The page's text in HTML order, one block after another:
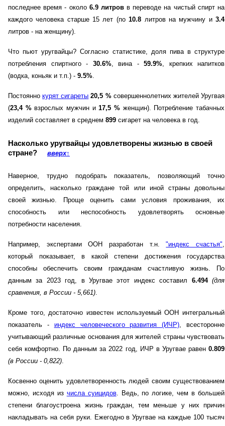
последнее время - около 6.9 литровв переводе на чистый спирт на
каждого человека старше 15 лет (по10.8 литров на мужчину и3.4
литров - на женщину).
Что пьют уругвайцы? Согласно статистике, доля пива в структуре
потребления спиртного - 30.6%, вина - 59.9%, крепких напитков
(водка, коньяк и т.п.) - 9.5%.
Постояннокурят сигареты 20,5 %совершеннолетних жителей Уругвая
(23,4 %взрослых мужчин и17,5 % женщин). Потребление табачных
изделий составляет в среднем 899 сигарет на человека в год.
Насколько уругвайцы удовлетворены жизнью в своей
стране? вверх↑
Наверное, трудно подобрать показатель, позволяющий точно
определить, насколько граждане той или иной страны довольны
своей жизнью. Проще оценить сами условия проживания, их
способность или неспособность удовлетворять основные
потребности населения.
Например, экспертами ООН разработан т.н."индекс счастья",
который показывает, в какой степени достижения государства
способны обеспечить своим гражданам счастливую жизнь. По
данным за 2023 год, в Уругвае этот индекс составил 6.494 (для
сравнения, в России - 5,661).
Кроме того, достаточно известен используемый ООН интегральный
показатель - индекс человеческого развития (ИЧР), всесторонне
учитывающий различные основания для жителей страны чувствовать
себя комфортно. По данным за 2022 год, ИЧР в Уругвае равен 0.809
(в России - 0,822).
Косвенно оценить удовлетворенность людей своим существованием
можно, исходя из числа суицидов. Ведь, по логике, чем в большей
степени благоустроена жизнь граждан, тем меньше у них причин
накладывать на себя руки. Ежегодно в Уругвае на каждые 100 тысяч